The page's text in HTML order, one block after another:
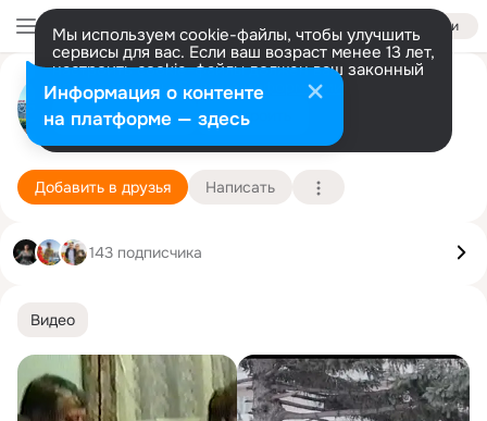
Войти
Мы используем cookie-файлы, чтобы улучшить
сервисы для вас. Если ваш возраст менее 13 лет,
настроить cookie-файлы должен ваш законный
представитель. Больше информации
Разрешить все Настроить
света анюткина
с. Филимоново (Канский район)
Подробнее
Добавить в друзья Написать
Видео
143 подписчика
Информация о контенте
на платформе — здесь